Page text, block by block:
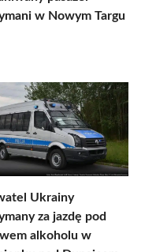
w Nowym Targu
Ukrainy
za jazdę pod
alkoholu w